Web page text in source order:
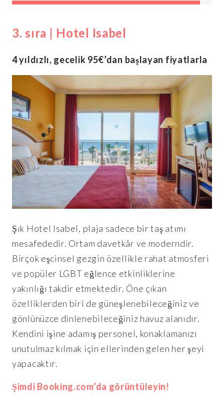
3. sıra | Hotel Isabel
4 yıldızlı, gecelik 95€’dan başlayan fiyatlarla
Şık Hotel Isabel, plaja sadece bir taş atımı
mesafededir. Ortam davetkâr ve moderndir.
Birçok eşcinsel gezgin özellikle rahat atmosferi
ve popüler LGBT eğlence etkinliklerine
yakınlığı takdir etmektedir. Öne çıkan
özelliklerden biri de güneşlenebileceğiniz ve
gönlünüzce dinlenebileceğiniz havuz alanıdır.
Kendini işine adamış personel, konaklamanızı
unutulmaz kılmak için ellerinden gelen her şeyi
yapacaktır.
Şimdi Booking.com’da görüntüleyin!